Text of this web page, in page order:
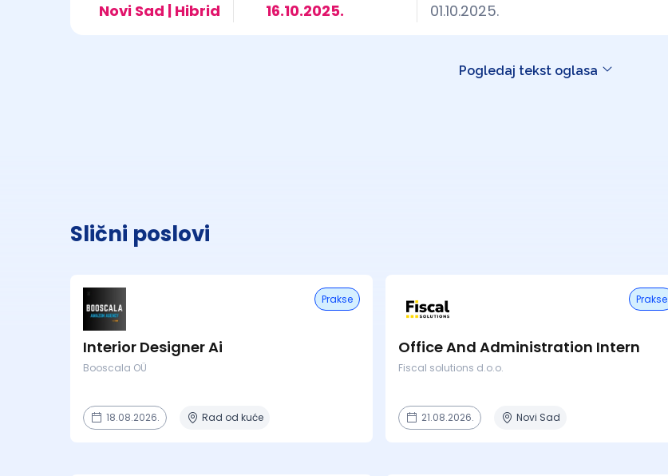
Novi Sad | Hibrid
16.10.2025.
01.10.2025.
Pogledaj tekst oglasa
Slični poslovi
Prakse
Interior Designer Ai
Booscala OÜ
18.08.2026. Rad od kuće
Prakse
Office And Administration Intern
Fiscal solutions d.o.o.
21.08.2026. Novi Sad